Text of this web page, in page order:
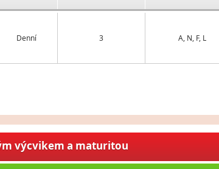
Denní 3 A, N, F, L
výcvikem a maturitou